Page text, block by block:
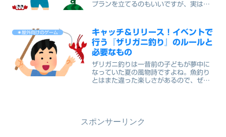
プランを立てるのもいいですが、実はス
も大切ですが、日本に住んでいればテレ
ビやアニメ、ネットでどこ...
☀屋外向けのゲーム
キャッチ＆リリース！イベントで
行う『ザリガニ釣り』のルールと
必要なもの
ザリガニ釣りは一昔前の子どもが夢中に
なっていた夏の風物詩ですよね。魚釣り
とはまた違った楽しさがあるので、ぜひ
スポンサーリンク